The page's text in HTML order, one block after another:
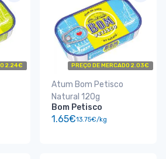
2.24€ PREÇO DE MERCADO 2.03€
Atum Bom Petisco
Natural 120g
Bom Petisco
1.65€13.75€/kg